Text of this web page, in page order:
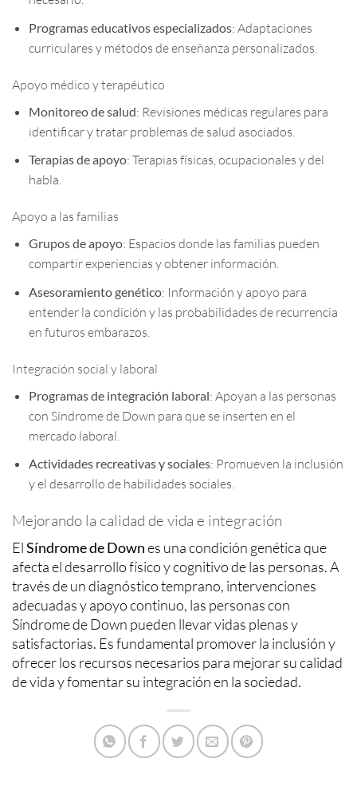
Programas educativos especializados: Adaptaciones
curriculares y métodos de enseñanza personalizados.
Apoyo médico y terapéutico
Monitoreo de salud: Revisiones médicas regulares para
identificar y tratar problemas de salud asociados.
Terapias de apoyo: Terapias físicas, ocupacionales y del
habla.
Apoyo a las familias
Grupos de apoyo: Espacios donde las familias pueden
compartir experiencias y obtener información.
Asesoramiento genético: Información y apoyo para
entender la condición y las probabilidades de recurrencia
en futuros embarazos.
Integración social y laboral
Programas de integración laboral: Apoyan a las personas
con Síndrome de Down para que se inserten en el
mercado laboral.
Actividades recreativas y sociales: Promueven la inclusión
y el desarrollo de habilidades sociales.
Mejorando la calidad de vida e integración
ElSíndrome de Downes una condición genética que
afecta el desarrollo físico y cognitivo de las personas. A
través de un diagnóstico temprano, intervenciones
adecuadas y apoyo continuo, las personas con
Síndrome de Down pueden llevar vidas plenas y
satisfactorias. Es fundamental promover la inclusión y
ofrecer los recursos necesarios para mejorar su calidad
de vida y fomentar su integración en la sociedad.